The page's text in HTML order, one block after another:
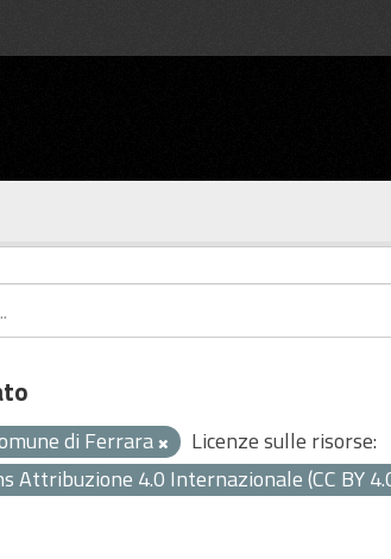
di Ferrara
Licenze sulle risorse:
Attribuzione 4.0 Internazionale (CC BY